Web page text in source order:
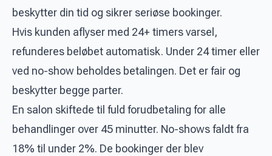
beskytter din tid og sikrer seriøse bookinger.
Hvis kunden aflyser med 24+ timers varsel,
refunderes beløbet automatisk. Under 24 timer eller
ved no-show beholdes betalingen. Det er fair og
beskytter begge parter.
En salon skiftede til fuld forudbetaling for alle
behandlinger over 45 minutter. No-shows faldt fra
18% til under 2%. De bookinger der blev